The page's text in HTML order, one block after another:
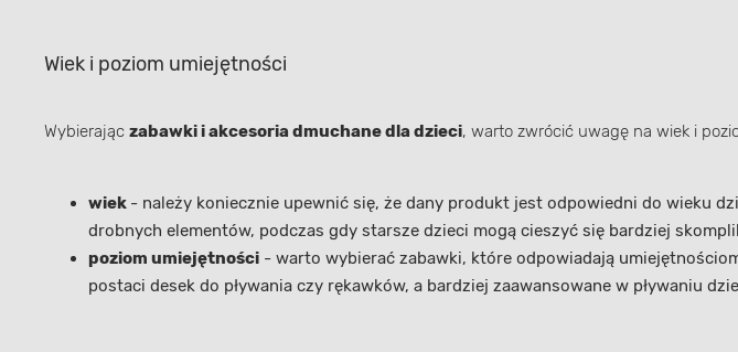
Wiek i poziom umiejętności
Wybierając zabawki i akcesoria dmuchane dla dzieci, warto zwrócić uwagę na wiek i
wiek - należy koniecznie upewnić się, że dany produkt jest odpowiedni do wieku
drobnych elementów, podczas gdy starsze dzieci mogą cieszyć się bardziej
poziom umiejętności - warto wybierać zabawki, które odpowiadają
postaci desek do pływania czy rękawków, a bardziej zaawansowane w pływaniu